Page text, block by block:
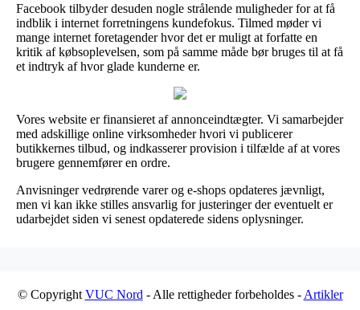
Facebook tilbyder desuden nogle strålende muligheder for at få
indblik i internet forretningens kundefokus. Tilmed møder vi
mange internet foretagender hvor det er muligt at forfatte en
kritik af købsoplevelsen, som på samme måde bør bruges til at få
et indtryk af hvor glade kunderne er.
Vores website er finansieret af annonceindtægter. Vi samarbejder
med adskillige online virksomheder hvori vi publicerer
butikkernes tilbud, og indkasserer provision i tilfælde af at vores
brugere gennemfører en ordre.
Anvisninger vedrørende varer og e-shops opdateres jævnligt,
men vi kan ikke stilles ansvarlig for justeringer der eventuelt er
udarbejdet siden vi senest opdaterede sidens oplysninger.
© Copyright VUC Nord - Alle rettigheder forbeholdes - Artikler